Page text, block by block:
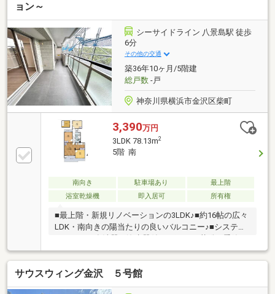
貼替！□ハウスクリーニング等ぜひお気軽にお問合せ
ください！
ョン～
シーサイドライン 八景島駅 徒歩
6分
その他の交通
築36年10ヶ月/5階建
総戸数-戸
神奈川県横浜市金沢区柴町
3,390万円
3LDK 78.13m2
5階 南
南向き 駐車場あり
最上階
浴室乾燥機
即入居可 所有権
■最上階・新規リノベーションの3LDK♪■約16帖の広々
LDK・南向きの陽当たりの良いバルコニー♪■システム
嬉しい浴室乾燥機あり♪■全居室に収納スペースあり
♪【ギフト商品券フェア開催♪（最大10万円分）】※プ
レゼント情報参照下さい
サウスウィング金沢 ５号館